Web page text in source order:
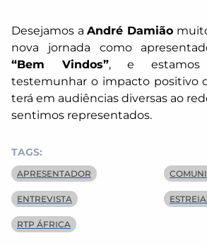
Desejamos aAndré Damião
nova jornada como
“Bem Vindos”, e estamos
testemunhar o impacto positivo
terá em audiências diversas ao
sentimos representados.
TAGS:
APRESENTADOR
ENTREVISTA
RTP ÁFRICA